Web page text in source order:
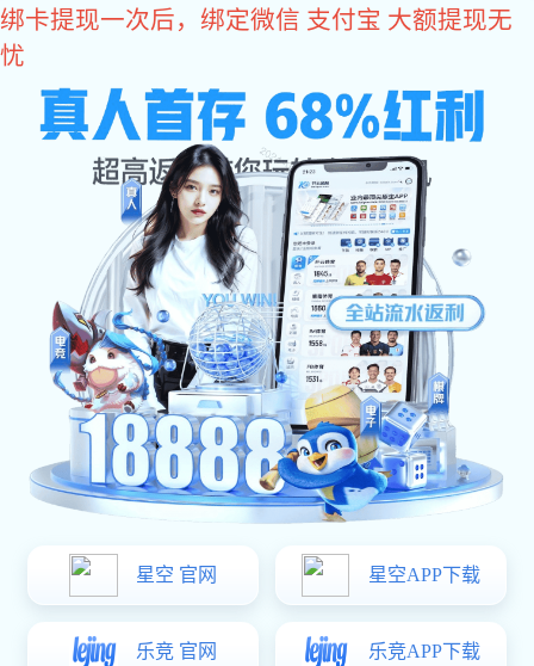
耀世娱乐
美式开窗器系列
美式开窗器下悬系统MS-XX-01
发布日期：2020-11-10 16:48 浏览次数：662